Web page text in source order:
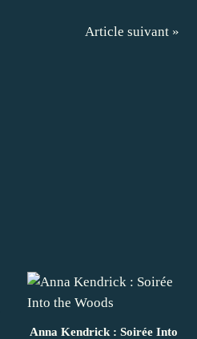
Article suivant »
Anna Kendrick : Soirée Into